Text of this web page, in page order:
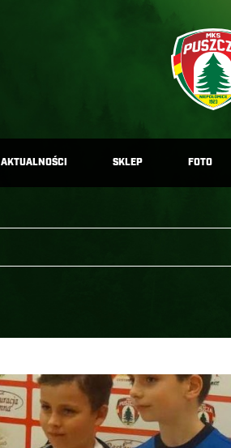
AKTUALNOŚCI SKLEP FOTO